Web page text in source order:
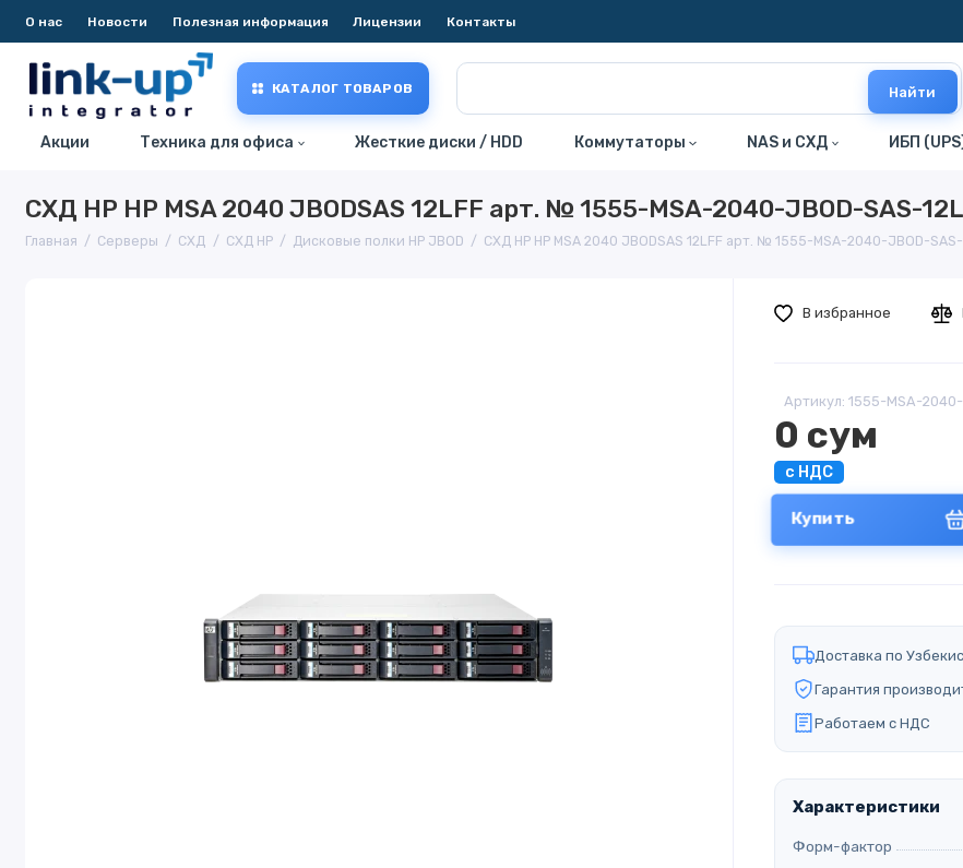
О нас Новости Полезная информация Лицензии Контакты
КАТАЛОГ ТОВАРОВ Найти
Акции Техника для офиса Жесткие диски / HDD Коммутаторы NAS и СХД ИБП
СХД HP HP MSA 2040 JBODSAS 12LFF арт. № 1555-MSA-2040-JBOD-SAS-
Главная Серверы СХД СХД HP Дисковые полки HP JBOD СХД HP HP MSA 2040 JBODSAS 12LFF арт. № 1555-MSA-2040-JBOD-SAS-
Артикул: 1555-MSA-
0 сум
с НДС
Купить
Доставка по
Гарантия
Работаем с НДС
В избранное
Характеристики
Форм-фактор